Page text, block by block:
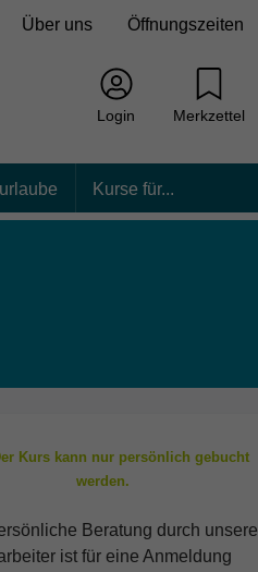
Über uns Öffnungszeiten
Login Merkzettel
Kurse für...
Beratung durch unsere
ist für eine Anmeldung